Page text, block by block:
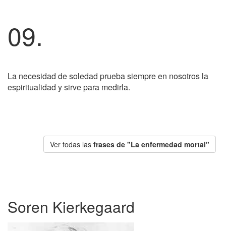
09.
La necesidad de soledad prueba siempre en nosotros la
espiritualidad y sirve para medirla.
Ver todas las frases de "La enfermedad mortal"
Soren Kierkegaard